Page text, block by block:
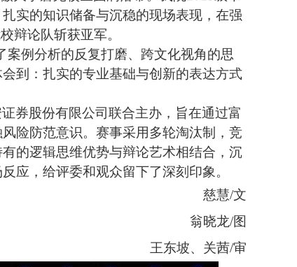
实的知识储备与沉稳的现场表现，在强
辩论队斩获亚军。
例分析的反复打磨、跨文化视角的思
到：扎实的专业基础与创新的表达方式
券股份有限公司联合主办，旨在通过富
险防范意识。赛事采用多轮淘汰制，竞
的逻辑思维优势与辩论艺术相结合，沉
应，给评委和观众留下了深刻印象。
慈慧/文
翁晓龙/图
王东坡、 关茜/审